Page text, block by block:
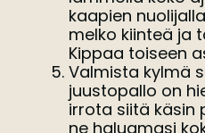
kaapien
melko kiinteä ja
Kippaa toiseen
Valmista kylmä
juustopallo on
irrota siitä käsin
ne haluamasi